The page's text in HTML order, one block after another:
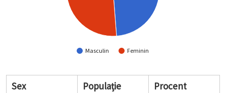
Masculin Feminin
Sex Populație
Procent